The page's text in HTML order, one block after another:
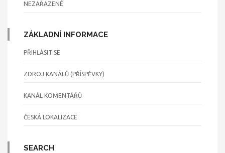
NEZAŘAZENÉ
ZÁKLADNÍ INFORMACE
PŘIHLÁSIT SE
ZDROJ KANÁLŮ (PŘÍSPĚVKY)
KANÁL KOMENTÁŘŮ
ČESKÁ LOKALIZACE
SEARCH